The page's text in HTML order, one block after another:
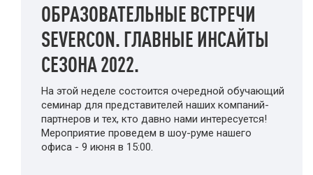
ОБРАЗОВАТЕЛЬНЫЕ ВСТРЕЧИ
SEVERCON. ГЛАВНЫЕ ИНСАЙТЫ
СЕЗОНА 2022.
На этой неделе состоится очередной обучающий
семинар для представителей наших компаний-
партнеров и тех, кто давно нами интересуется!
Мероприятие проведем в шоу-руме нашего
офиса - 9 июня в 15:00.